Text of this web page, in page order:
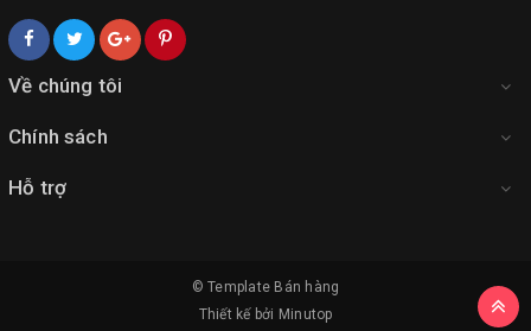
Về chúng tôi
Chính sách
Hỗ trợ
© Template Bán hàng
Thiết kế bởi Minutop